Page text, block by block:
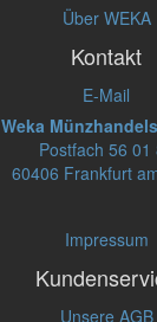
Über WEKA
Kontakt
E-Mail
Weka
Postfach 56 01
60406 Frankfurt
Impressum
Unsere AGB